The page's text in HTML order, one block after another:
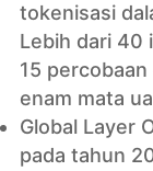
tokenisasi
Lebih dari 40
15
enam mata
Global Layer
pada tahun